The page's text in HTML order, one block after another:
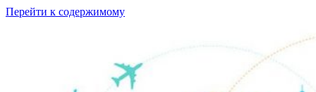
Перейти к содержимому